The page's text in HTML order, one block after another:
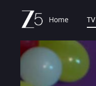
Home